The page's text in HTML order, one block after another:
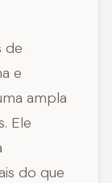
de
e
ampla
Ele
do que